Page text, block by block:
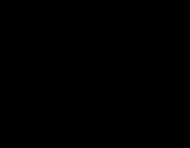
Si Te
Poder